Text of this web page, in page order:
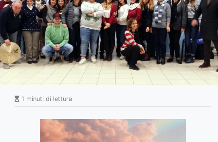
1 minuti di lettura